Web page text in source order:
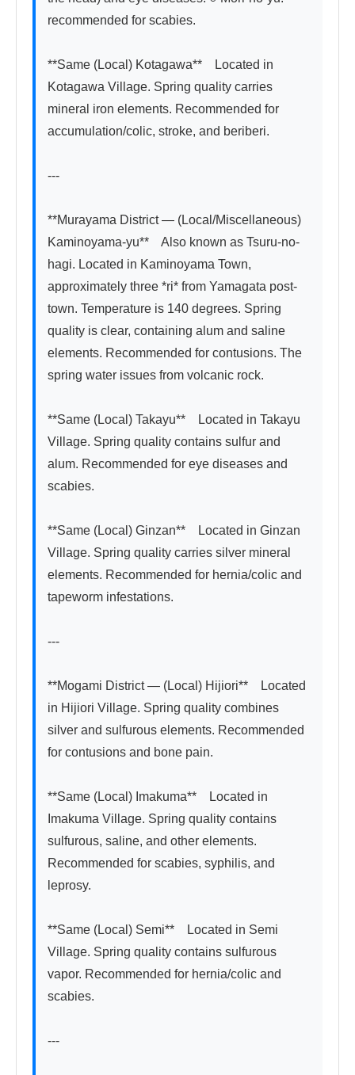
recommended for scabies.
**Same (Local) Kotagawa**　Located in
Kotagawa Village. Spring quality carries
mineral iron elements. Recommended for
accumulation/colic, stroke, and beriberi.
---
**Murayama District — (Local/Miscellaneous)
Kaminoyama-yu**　Also known as Tsuru-no-
hagi. Located in Kaminoyama Town,
approximately three *ri* from Yamagata post-
town. Temperature is 140 degrees. Spring
quality is clear, containing alum and saline
elements. Recommended for contusions. The
spring water issues from volcanic rock.
**Same (Local) Takayu**　Located in Takayu
Village. Spring quality contains sulfur and
alum. Recommended for eye diseases and
scabies.
**Same (Local) Ginzan**　Located in Ginzan
Village. Spring quality carries silver mineral
elements. Recommended for hernia/colic and
tapeworm infestations.
---
**Mogami District — (Local) Hijiori**　Located
in Hijiori Village. Spring quality combines
silver and sulfurous elements. Recommended
for contusions and bone pain.
**Same (Local) Imakuma**　Located in
Imakuma Village. Spring quality contains
sulfurous, saline, and other elements.
Recommended for scabies, syphilis, and
leprosy.
**Same (Local) Semi**　Located in Semi
Village. Spring quality contains sulfurous
vapor. Recommended for hernia/colic and
scabies.
---